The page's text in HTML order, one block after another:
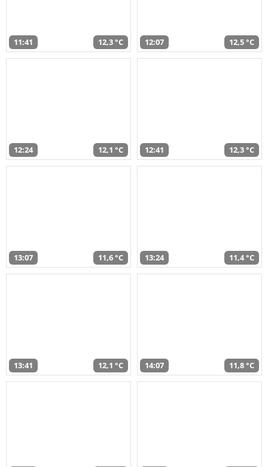
11:41 12,3 °C 12:07 12,5 °C
12:24 12,1 °C 12:41 12,3 °C
13:07 11,6 °C 13:24 11,4 °C
13:41 12,1 °C 14:07 11,8 °C